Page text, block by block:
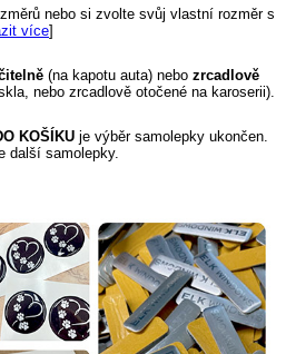
nebo si zvolte svůj vlastní rozměr s
více]
(na kapotu auta) nebo zrcadlově
nebo zrcadlově otočené na karoserii).
KOŠÍKU je výběr samolepky ukončen.
další samolepky.